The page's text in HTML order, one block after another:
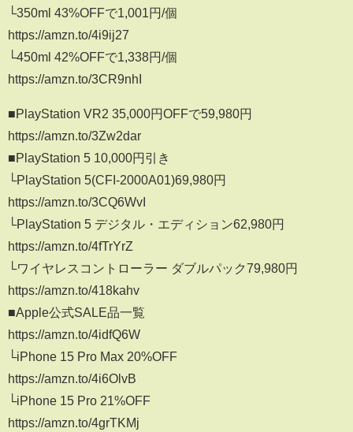
└350ml 43%OFFで1,001円/個
https://amzn.to/4i9ij27
└450ml 42%OFFで1,338円/個
https://amzn.to/3CR9nhI
■PlayStation VR2 35,000円OFFで59,980円
https://amzn.to/3Zw2dar
■PlayStation 5 10,000円引き
└PlayStation 5(CFI-2000A01)69,980円
https://amzn.to/3CQ6WvI
└PlayStation 5 デジタル・エディション62,980円
https://amzn.to/4fTrYrZ
└ワイヤレスコントローラー ダブルパック79,980円
https://amzn.to/418kahv
■Apple公式SALE品一覧
https://amzn.to/4idfQ6W
└iPhone 15 Pro Max 20%OFF
https://amzn.to/4i6OlvB
└iPhone 15 Pro 21%OFF
https://amzn.to/4grTKMj